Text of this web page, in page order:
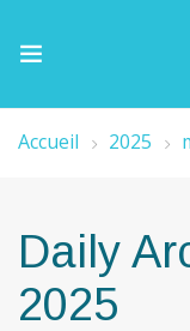
Accueil 2025
Daily
2025